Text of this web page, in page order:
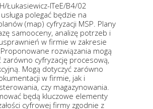
Łukasiewicz-ITeE/B4/02
polegać będzie na
(map) cyfryzacji MSP. Plany
samooceny, analizę potrzeb i
w firmie w zakresie
Proponowane rozwiązania mogą
zarówno cyfryzację procesową,
Mogą dotyczyć zarówno
w firmie, jak i
czy magazynowania.
będą kluczowe elementy
cyfrowej firmy zgodnie z